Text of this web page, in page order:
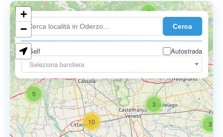
Cerca
Self
Autostrada
Seleziona bandiera
3
3
2
5
6
10
+
−